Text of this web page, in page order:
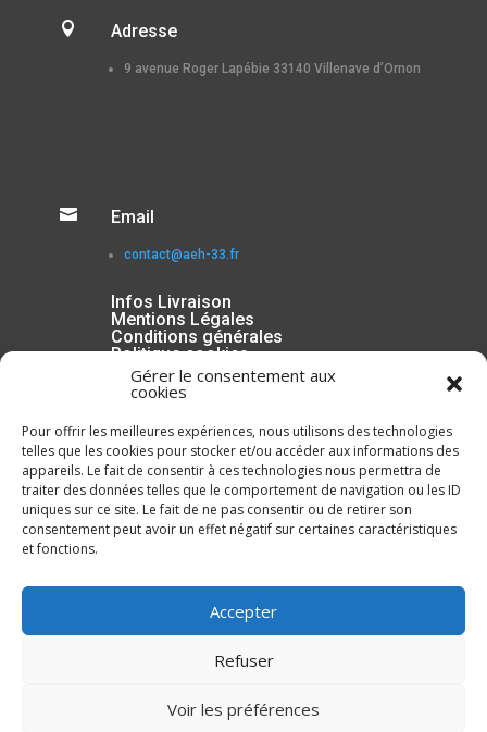
Gérer le consentement aux
cookies
Pour offrir les meilleures expériences, nous utilisons des technologies
telles que les cookies pour stocker et/ou accéder aux informations des
appareils. Le fait de consentir à ces technologies nous permettra de
traiter des données telles que le comportement de navigation ou les ID
uniques sur ce site. Le fait de ne pas consentir ou de retirer son
consentement peut avoir un effet négatif sur certaines caractéristiques
et fonctions.
Accepter
Refuser
Voir les préférences
 Adresse
9 avenue Roger Lapébie 33140 Villenave d’Ornon
 Email
contact@aeh-33.fr
Infos Livraison
Mentions Légales
Conditions générales
Politique cookies
ENVOYER